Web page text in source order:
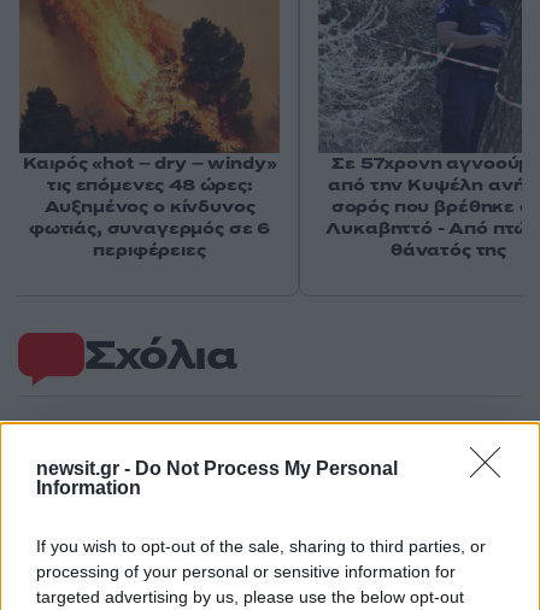
newsit.gr - Do Not Process My Personal
Information
If you wish to opt-out of the sale, sharing to third parties, or
processing of your personal or sensitive information for
targeted advertising by us, please use the below opt-out
Σχόλια
Σχολίασε εδώ
50 /50
Καιρός «hot – dry – windy»
τις επόμενες 48 ώρες:
Αυξημένος ο κίνδυνος
φωτιάς, συναγερμός σε 6
περιφέρειες
Σε 57χρονη
από την Κυψέλη
σορός που βρέθηκε
Λυκαβηττό - Από
θάνατός της